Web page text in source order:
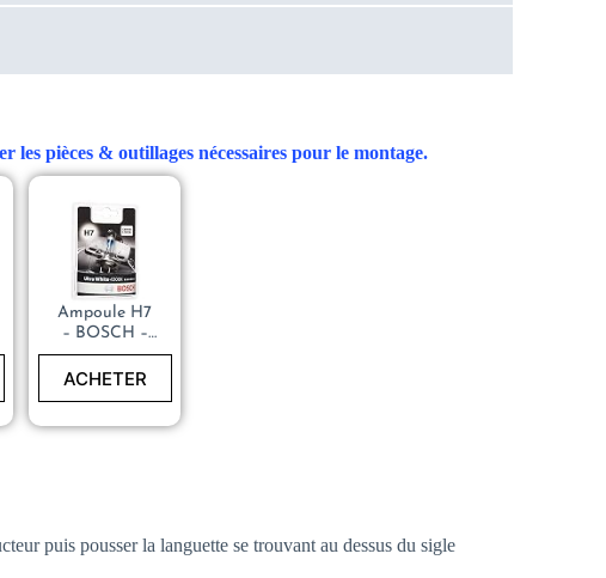
les pièces & outillages nécessaires pour le montage.
Ampoule H7
– BOSCH –
Pure Light
lampe de
ACHETER
puis pousser la languette se trouvant au dessus du sigle